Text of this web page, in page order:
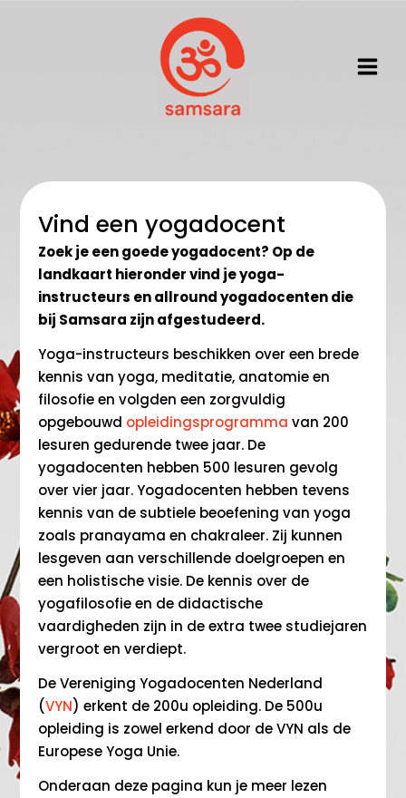
Vind een yogadocent
Zoek je een goede yogadocent? Op de
landkaart hieronder vind je yoga-
instructeurs en allround yogadocenten die
bij Samsara zijn afgestudeerd.
Yoga-instructeurs beschikken over een brede
kennis van yoga, meditatie, anatomie en
filosofie en volgden een zorgvuldig
opgebouwd opleidingsprogramma van 200
lesuren gedurende twee jaar. De
yogadocenten hebben 500 lesuren gevolg
over vier jaar. Yogadocenten hebben tevens
kennis van de subtiele beoefening van yoga
zoals pranayama en chakraleer. Zij kunnen
lesgeven aan verschillende doelgroepen en
een holistische visie. De kennis over de
yogafilosofie en de didactische
vaardigheden zijn in de extra twee studiejaren
vergroot en verdiept.
De Vereniging Yogadocenten Nederland
(VYN) erkent de 200u opleiding. De 500u
opleiding is zowel erkend door de VYN als de
Europese Yoga Unie.
Onderaan deze pagina kun je meer lezen